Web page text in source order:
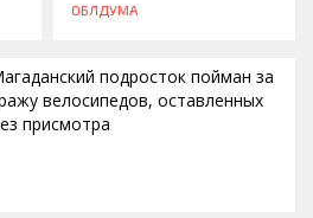
ОБЛДУМА
подросток пойман за
велосипедов, оставленных
присмотра